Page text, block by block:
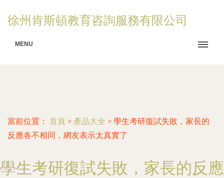
徐州肯斯頓教育咨詢服務有限公司
MENU
當前位置： 首頁 > 產品大全 > 學生考研復試失敗，家長的
反應各不相同，網友表示太真實了
學生考研復試失敗，家長的反應